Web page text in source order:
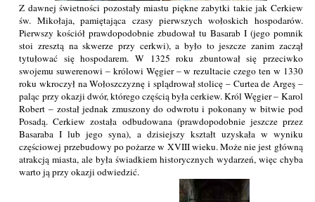
Z dawnej świetności pozostały miastu piękne zabytki takie jak Cerkiew
św. Mikołaja, pamiętająca czasy pierwszych wołoskich hospodarów.
Pierwszy kościół prawdopodobnie zbudował tu Basarab I (jego pomnik
stoi zresztą na skwerze przy cerkwi), a było to jeszcze zanim zaczął
tytułować się hospodarem. W 1325 roku zbuntował się przeciwko
swojemu suwerenowi – królowi Węgier – w rezultacie czego ten w 1330
roku wkroczył na Wołoszczyznę i splądrował stolicę – Curtea de Argeş –
paląc przy okazji dwór, którego częścią była cerkiew. Król Węgier – Karol
Robert – został jednak zmuszony do odwrotu i pokonany w bitwie pod
Posadą. Cerkiew została odbudowana (prawdopodobnie jeszcze przez
Basaraba I lub jego syna), a dzisiejszy kształt uzyskała w wyniku
częściowej przebudowy po pożarze w XVIII wieku. Może nie jest główną
atrakcją miasta, ale była świadkiem historycznych wydarzeń, więc chyba
warto ją przy okazji odwiedzić.